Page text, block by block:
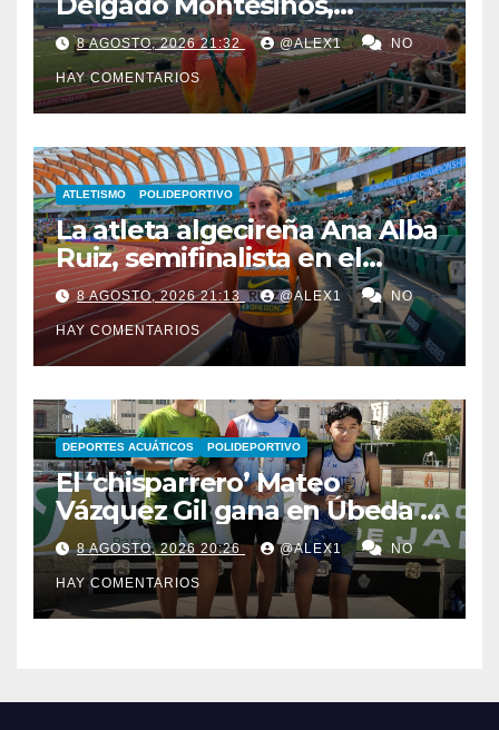
finalista con el relevo 4×100
en el Campeonato del
Mundo Sub-20
8 AGOSTO, 2026 21:32 @ALEX1 NO
HAY COMENTARIOS
ATLETISMO POLIDEPORTIVO
La atleta algecireña Ana Alba
Ruiz, semifinalista en el
Mundial Sub-20 con el relevo
4×400 femenino
8 AGOSTO, 2026 21:13 @ALEX1 NO
HAY COMENTARIOS
DEPORTES ACUÁTICOS POLIDEPORTIVO
El ‘chisparrero’ Mateo
Vázquez Gil gana en Úbeda y
se proclama subcampeón de
Andalucía de acuatlón
8 AGOSTO, 2026 20:26 @ALEX1 NO
HAY COMENTARIOS